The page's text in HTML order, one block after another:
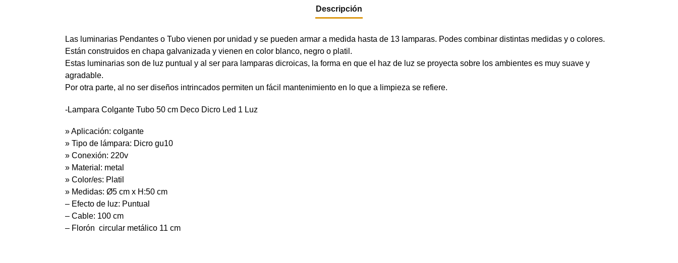
Descripción
Las luminarias Pendantes o Tubo vienen por unidad y se pueden armar a medida hasta de 13 lamparas. Podes combinar distintas medidas y o colores.
Están construidos en chapa galvanizada y vienen en color blanco, negro o platil.
Estas luminarias son de luz puntual y al ser para lamparas dicroicas, la forma en que el haz de luz se proyecta sobre los ambientes es muy suave y
agradable.
Por otra parte, al no ser diseños intrincados permiten un fácil mantenimiento en lo que a limpieza se refiere.
-Lampara Colgante Tubo 50 cm Deco Dicro Led 1 Luz
» Aplicación: colgante
» Tipo de lámpara: Dicro gu10
» Conexión: 220v
» Material: metal
» Color/es: Platil
» Medidas: Ø5 cm x H:50 cm
– Efecto de luz: Puntual
– Cable: 100 cm
– Florón circular metálico 11 cm